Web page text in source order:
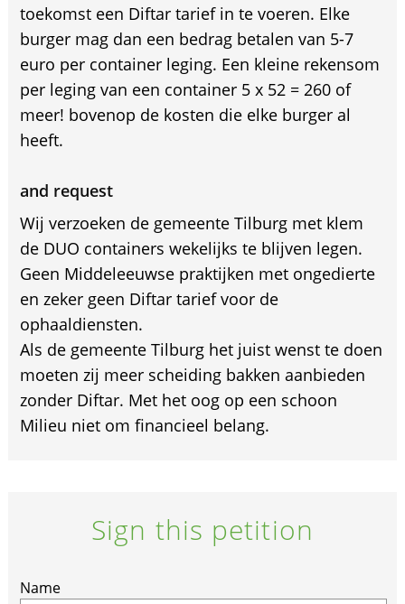
toekomst een Diftar tarief in te voeren. Elke
burger mag dan een bedrag betalen van 5-7
euro per container leging. Een kleine rekensom
per leging van een container 5 x 52 = 260 of
meer! bovenop de kosten die elke burger al
heeft.
and request
Wij verzoeken de gemeente Tilburg met klem
de DUO containers wekelijks te blijven legen.
Geen Middeleeuwse praktijken met ongedierte
en zeker geen Diftar tarief voor de
ophaaldiensten.
Als de gemeente Tilburg het juist wenst te doen
moeten zij meer scheiding bakken aanbieden
zonder Diftar. Met het oog op een schoon
Milieu niet om financieel belang.
Sign this petition
If
Name